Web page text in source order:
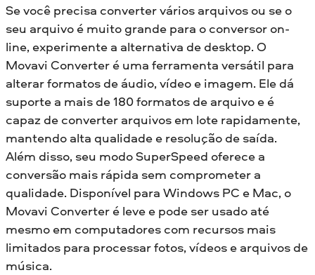
Se você precisa converter vários arquivos ou se o
seu arquivo é muito grande para o conversor on-
line, experimente a alternativa de desktop. O
Movavi Converter é uma ferramenta versátil para
alterar formatos de áudio, vídeo e imagem. Ele dá
suporte a mais de 180 formatos de arquivo e é
capaz de converter arquivos em lote rapidamente,
mantendo alta qualidade e resolução de saída.
Além disso, seu modo SuperSpeed oferece a
conversão mais rápida sem comprometer a
qualidade. Disponível para Windows PC e Mac, o
Movavi Converter é leve e pode ser usado até
mesmo em computadores com recursos mais
limitados para processar fotos, vídeos e arquivos de
música.